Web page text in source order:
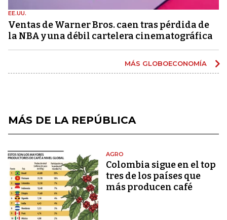
EE.UU.
Ventas de Warner Bros. caen tras pérdida de
la NBA y una débil cartelera cinematográfica
MÁS GLOBOECONOMÍA
MÁS DE LA REPÚBLICA
AGRO
Colombia sigue en el top
tres de los países que
más producen café